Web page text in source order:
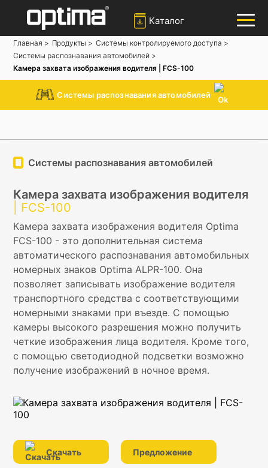
Попюлер: Барьер Блокировка дороги Боллард
Каталог
Главная > Продукты > Системы контролируемого доступа >
Системы распознавания автомобилей >
Камера захвата изображения водителя | FCS-100
Системы распознавания автомобилей
Системы распознавания автомобилей
Камера захвата изображения водителя
| FCS-100
Камера захвата изображения водителя Optima
FCS-100 - это дополнительная система
автоматического распознавания автомобильных
номерных знаков Optima ALPR-100. Она
позволяет записывать изображение водителя
транспортного средства с соответствующими
номерными знаками при въезде. С помощью
камеры высокого разрешения можно получить
четкие изображения лица водителя. Кроме того,
с помощью светодиодной подсветки возможно
получение изображений в ночное время.
Скачать Предложение